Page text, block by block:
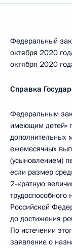
Федеральный
октября 2020
октября 2020
Справка
Федеральным
имеющим детей»
дополнительных
ежемесячных
(усыновлением)
если размер
2-кратную
трудоспособного
Российской
до достижения
По истечении
заявление о